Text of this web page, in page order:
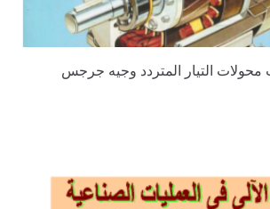
التيار المتردد وجيه جرجس